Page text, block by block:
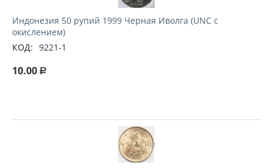
Индонезия 50 рупий 1999 Черная Иволга (UNC с
окислением)
КОД: 9221-1
10.00 Р